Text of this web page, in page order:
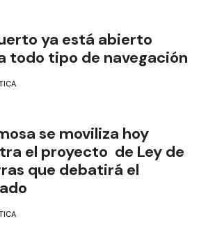
ya está abierto
todo tipo de navegación
se moviliza hoy
el proyecto de Ley de
que debatirá el